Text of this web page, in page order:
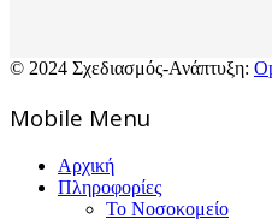
© 2024 Σχεδιασμός-Ανάπτυξη:
Mοbile Menu
Αρχική
Πληροφορίες
Το Νοσοκομείο